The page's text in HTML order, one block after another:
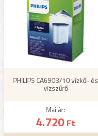
PHILIPS CA6903/10 vízkő- és
vízszűrő
Mai ár:
4.720Ft